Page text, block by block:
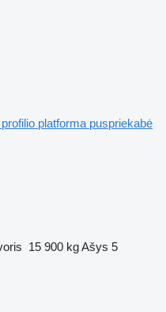
platforma puspriekabė
15 900 kgAšys 5